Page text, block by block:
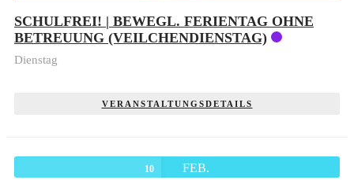
SCHULFREI! | BEWEGL. FERIENTAG OHNE
BETREUUNG (VEILCHENDIENSTAG)
Dienstag
VERANSTALTUNGSDETAILS
10 FEB.